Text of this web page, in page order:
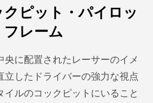
ピット・パイロッ
フレーム
に配置されたレーサーのイメ
立したドライバーの強力な視点
イルのコックピットにいること